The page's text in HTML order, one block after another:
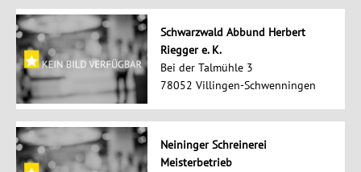
Schwarzwald Abbund Herbert
Riegger e. K.
Bei der Talmühle 3
78052 Villingen-Schwenningen
Neininger Schreinerei
Meisterbetrieb